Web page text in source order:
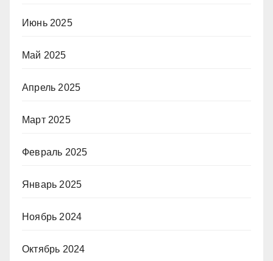
Июнь 2025
Май 2025
Апрель 2025
Март 2025
Февраль 2025
Январь 2025
Ноябрь 2024
Октябрь 2024